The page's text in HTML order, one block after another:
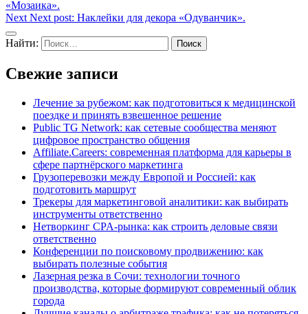
«Мозаика».
Next Next post: Наклейки для декора «Одуванчик».
Найти:
Свежие записи
Лечение за рубежом: как подготовиться к медицинской
поездке и принять взвешенное решение
Public TG Network: как сетевые сообщества меняют
цифровое пространство общения
Affiliate.Careers: современная платформа для карьеры в
сфере партнёрского маркетинга
Грузоперевозки между Европой и Россией: как
подготовить маршрут
Трекеры для маркетинговой аналитики: как выбирать
инструменты ответственно
Нетворкинг CPA-рынка: как строить деловые связи
ответственно
Конференции по поисковому продвижению: как
выбирать полезные события
Лазерная резка в Сочи: технологии точного
производства, которые формируют современный облик
города